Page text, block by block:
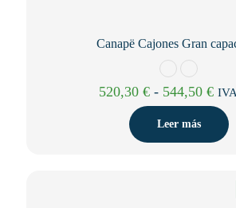
Canapë Cajones Gran
520,30 € - 544,50 €
de
Leer más